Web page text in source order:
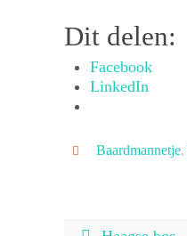
Dit delen:
Facebook
LinkedIn
Baardmannetje,